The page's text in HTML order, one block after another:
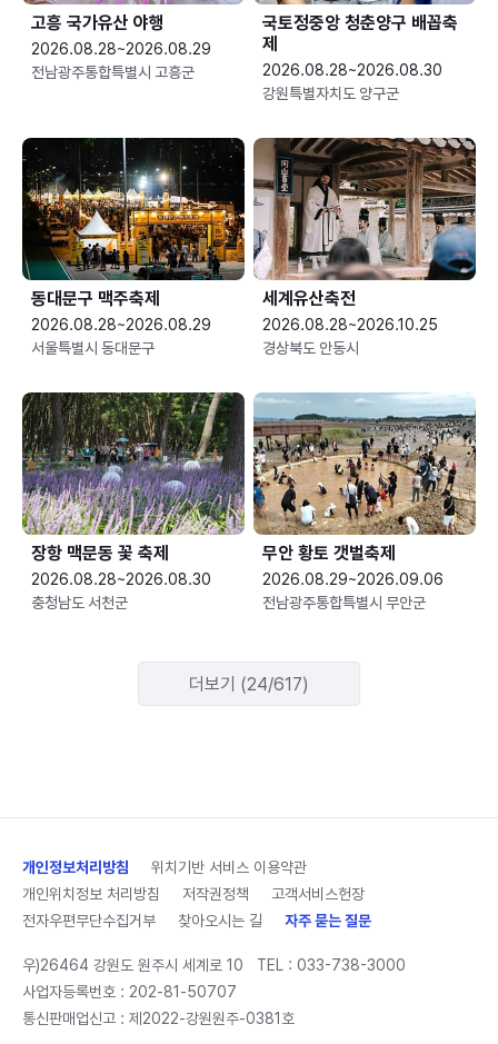
고흥 국가유산 야행
2026.08.28~2026.08.29
전남광주통합특별시 고흥군
국토정중앙 청춘양구 배꼽축
제
2026.08.28~2026.08.30
강원특별자치도 양구군
동대문구 맥주축제
2026.08.28~2026.08.29
서울특별시 동대문구
세계유산축전
2026.08.28~2026.10.25
경상북도 안동시
장항 맥문동 꽃 축제
2026.08.28~2026.08.30
충청남도 서천군
무안 황토 갯벌축제
2026.08.29~2026.09.06
전남광주통합특별시 무안군
더보기 (24/617)
개인정보처리방침
위치기반 서비스 이용약관
개인위치정보 처리방침
저작권정책
고객서비스헌장
전자우편무단수집거부
찾아오시는 길 자주 묻는 질문
우)26464 강원도 원주시 세계로 10 TEL : 033-738-3000
사업자등록번호 : 202-81-50707
통신판매업신고 : 제2022-강원원주-0381호